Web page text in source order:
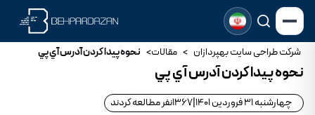
شرکت طراحی سایت بهپردازان > مقالات> نحوه پيدا كردن آدرس آي پي
نحوه پيدا كردن آدرس آي پي
چهارشنبه 31 فروردین 1401 1367نفر مطالعه کردند